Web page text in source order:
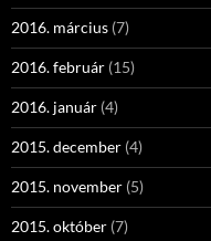
2016. március (7)
2016. február (15)
2016. január (4)
2015. december (4)
2015. november (5)
2015. október (7)